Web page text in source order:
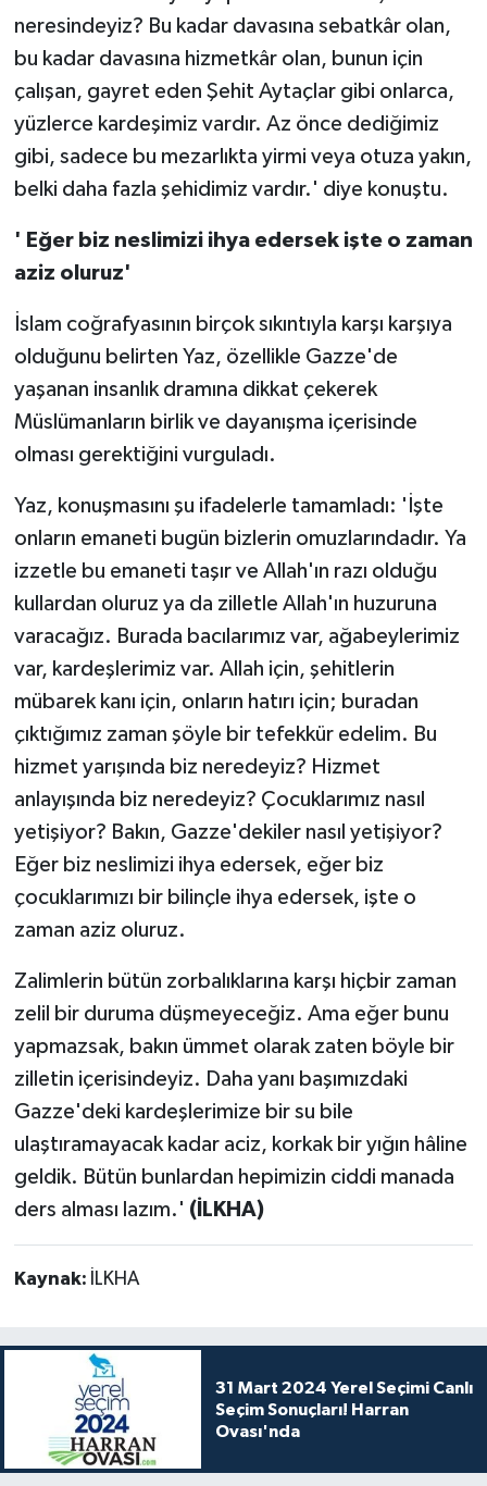
neresindeyiz? Bu kadar davasına sebatkâr olan,
bu kadar davasına hizmetkâr olan, bunun için
çalışan, gayret eden Şehit Aytaçlar gibi onlarca,
yüzlerce kardeşimiz vardır. Az önce dediğimiz
gibi, sadece bu mezarlıkta yirmi veya otuza yakın,
belki daha fazla şehidimiz vardır.' diye konuştu.
' Eğer biz neslimizi ihya edersek işte o zaman
aziz oluruz'
İslam coğrafyasının birçok sıkıntıyla karşı karşıya
olduğunu belirten Yaz, özellikle Gazze'de
yaşanan insanlık dramına dikkat çekerek
Müslümanların birlik ve dayanışma içerisinde
olması gerektiğini vurguladı.
Yaz, konuşmasını şu ifadelerle tamamladı: 'İşte
onların emaneti bugün bizlerin omuzlarındadır. Ya
izzetle bu emaneti taşır ve Allah'ın razı olduğu
kullardan oluruz ya da zilletle Allah'ın huzuruna
varacağız. Burada bacılarımız var, ağabeylerimiz
var, kardeşlerimiz var. Allah için, şehitlerin
mübarek kanı için, onların hatırı için; buradan
çıktığımız zaman şöyle bir tefekkür edelim. Bu
hizmet yarışında biz neredeyiz? Hizmet
anlayışında biz neredeyiz? Çocuklarımız nasıl
yetişiyor? Bakın, Gazze'dekiler nasıl yetişiyor?
Eğer biz neslimizi ihya edersek, eğer biz
çocuklarımızı bir bilinçle ihya edersek, işte o
zaman aziz oluruz.
Zalimlerin bütün zorbalıklarına karşı hiçbir zaman
zelil bir duruma düşmeyeceğiz. Ama eğer bunu
yapmazsak, bakın ümmet olarak zaten böyle bir
zilletin içerisindeyiz. Daha yanı başımızdaki
Gazze'deki kardeşlerimize bir su bile
ulaştıramayacak kadar aciz, korkak bir yığın hâline
geldik. Bütün bunlardan hepimizin ciddi manada
ders alması lazım.' (İLKHA)
Kaynak: İLKHA
31 Mart 2024 Yerel Seçimi Canlı
Seçim Sonuçları! Harran
Ovası'nda